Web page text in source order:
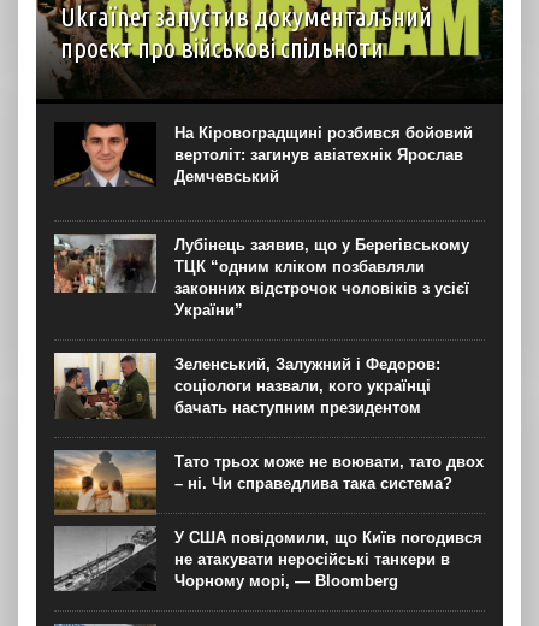
Ukraїner запустив документальний
проєкт про військові спільноти
На YouTube-каналі Ukraїner W відбулася прем’єра
першої серії нового документального проєкту “Мілітарі
спільноти”. Про це “Новинарні” повідомили в Ukraїner.
“Кожна серія присвячена окремій спільноті — її історії,
цінностям, внутрішній...
На Кіровоградщині розбився бойовий
вертоліт: загинув авіатехнік Ярослав
Демчевський
Лубінець заявив, що у Берегівському
ТЦК “одним кліком позбавляли
законних відстрочок чоловіків з усієї
України”
Зеленський, Залужний і Федоров:
соціологи назвали, кого українці
бачать наступним президентом
Тато трьох може не воювати, тато двох
– ні. Чи справедлива така система?
У США повідомили, що Київ погодився
не атакувати неросійські танкери в
Чорному морі, — Bloomberg